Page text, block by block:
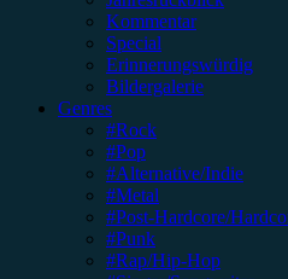
Kommentar
Special
Erinnerungswürdig
Bildergalerie
Genres
#Rock
#Pop
#Alternative/Indie
#Metal
#Post-Hardcore/
#Punk
#Rap/Hip-Hop